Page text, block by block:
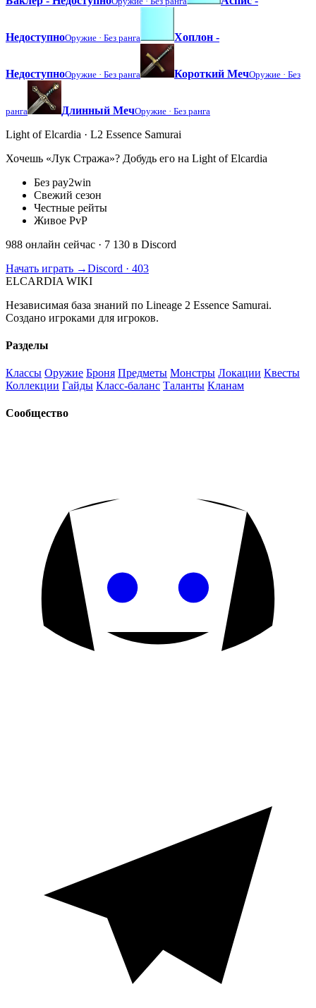
НедоступноОружие · Без ранга Хоплон -
НедоступноОружие · Без ранга Короткий МечОружие · Без
ранга Длинный МечОружие · Без ранга
Light of Elcardia · L2 Essence Samurai
Хочешь «Лук Стража»? Добудь его на Light of Elcardia
Без pay2win
Свежий сезон
Честные рейты
Живое PvP
988 онлайн сейчас · 7 130 в Discord
Начать играть →Discord · 403
ELCARDIA WIKI
Независимая база знаний по Lineage 2 Essence Samurai.
Создано игроками для игроков.
Разделы
Классы Оружие Броня Предметы Монстры Локации Квесты
Коллекции Гайды Класс-баланс Таланты Кланам
Сообщество